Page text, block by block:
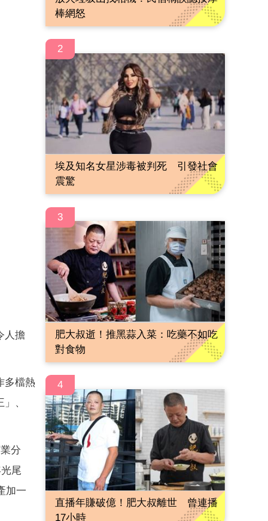
人擔
多檔熱
、
分
尾
加一
棒網怒
2
埃及知名女星涉毒被判死 引發社會
震驚
3
肥大叔逝！推黑蒜入菜：吃藥不如吃
對食物
4
直播年賺破億！肥大叔離世 曾連播
17小時